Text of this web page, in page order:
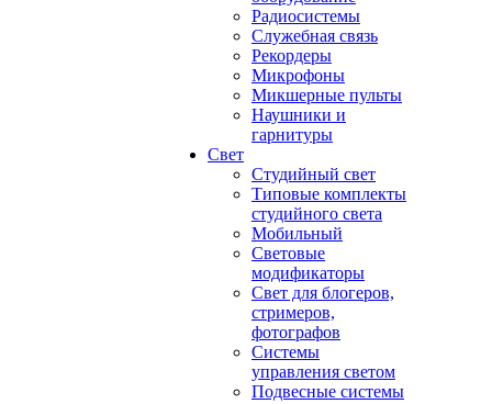
Радиосистемы
Служебная связь
Рекордеры
Микрофоны
Микшерные пульты
Наушники и
гарнитуры
Свет
Студийный свет
Типовые комплекты
студийного света
Мобильный
Световые
модификаторы
Свет для блогеров,
стримеров,
фотографов
Системы
управления светом
Подвесные системы